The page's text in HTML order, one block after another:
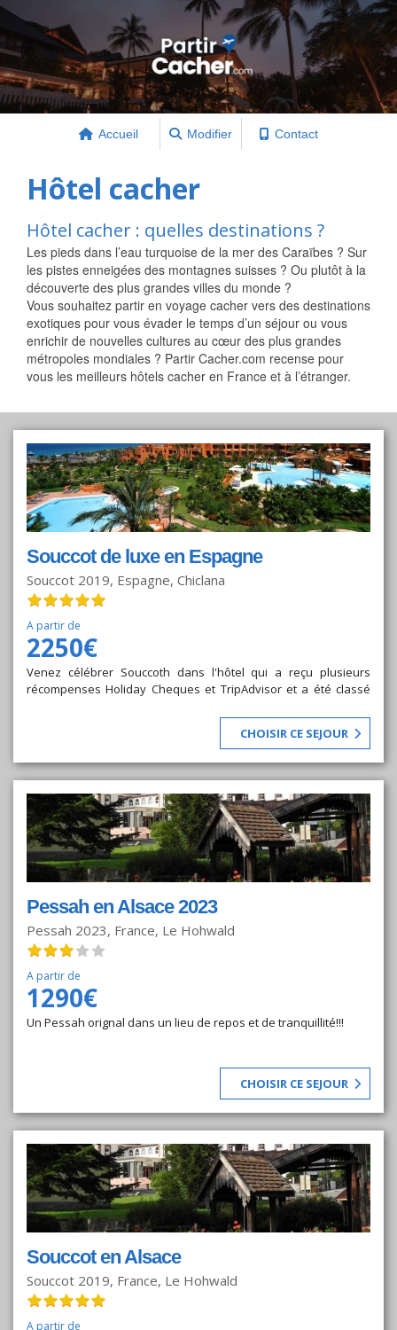
Accueil Modifier Contact
Hôtel cacher
Hôtel cacher : quelles destinations ?
Les pieds dans l’eau turquoise de la mer des Caraïbes ? Sur
les pistes enneigées des montagnes suisses ? Ou plutôt à la
découverte des plus grandes villes du monde ?
Vous souhaitez partir en voyage cacher vers des destinations
exotiques pour vous évader le temps d’un séjour ou vous
enrichir de nouvelles cultures au cœur des plus grandes
métropoles mondiales ? Partir Cacher.com recense pour
vous les meilleurs hôtels cacher en France et à l’étranger.
Souccot de luxe en Espagne
Souccot 2019, Espagne, Chiclana
A partir de
2250€
Venez célébrer Souccoth dans l'hôtel qui a reçu plusieurs
récompenses Holiday Cheques et TripAdvisor et a été classé
CHOISIR CE SEJOUR
Pessah en Alsace 2023
Pessah 2023, France, Le Hohwald
A partir de
1290€
Un Pessah orignal dans un lieu de repos et de tranquillité!!!
CHOISIR CE SEJOUR
Souccot en Alsace
Souccot 2019, France, Le Hohwald
A partir de